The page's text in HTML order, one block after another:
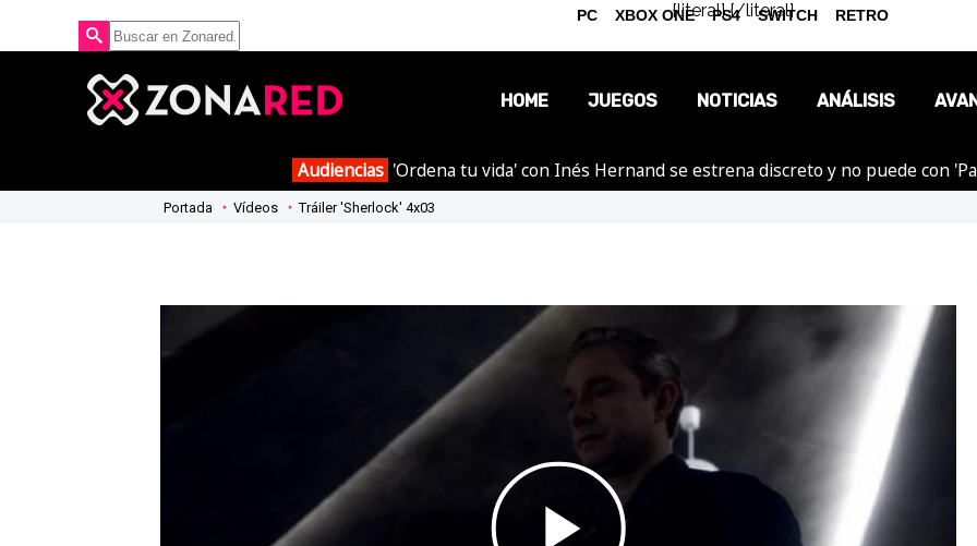
{literal}{/literal}
HOME JUEGOS NOTICIAS
OPINIÓN
ANÁLISIS
Audiencias 'Ordena tu vida' con Inés Hernand se estrena discreto y no puede con
Portada Vídeos Tráiler 'Sherlock' 4x03
PC XBOX ONE PS4 SWITCH RETRO